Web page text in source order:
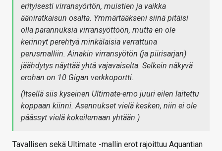
erityisesti virransyörtön, muistien ja vaikka
ääniratkaisun osalta. Ymmärtääkseni siinä pitäisi
olla parannuksia virransyöttöön, mutta en ole
kerinnyt perehtyä minkälaisia verrattuna
perusmalliin. Ainakin virransyötön (ja piirisarjan)
jäähdytys näyttää yhtä vajavaiselta. Selkein näkyvä
erohan on 10 Gigan verkkoportti.
(Itsellä siis kyseinen Ultimate-emo juuri eilen laitettu
koppaan kiinni. Asennukset vielä kesken, niin ei ole
päässyt vielä kokeilemaan yhtään.)
Tavallisen sekä Ultimate -mallin erot rajoittuu Aquantian